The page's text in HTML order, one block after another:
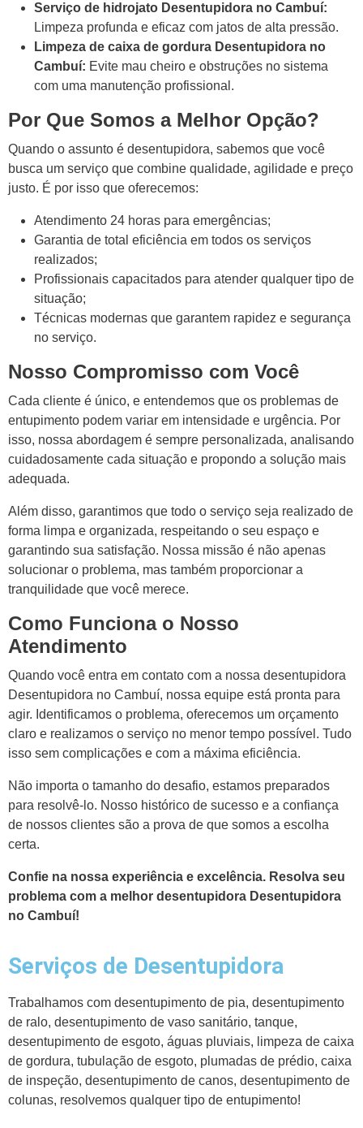
Serviço de hidrojato Desentupidora no Cambuí:
Limpeza profunda e eficaz com jatos de alta pressão.
Limpeza de caixa de gordura Desentupidora no
Cambuí: Evite mau cheiro e obstruções no sistema
com uma manutenção profissional.
Por Que Somos a Melhor Opção?
Quando o assunto é desentupidora, sabemos que você
busca um serviço que combine qualidade, agilidade e preço
justo. É por isso que oferecemos:
Atendimento 24 horas para emergências;
Garantia de total eficiência em todos os serviços
realizados;
Profissionais capacitados para atender qualquer tipo de
situação;
Técnicas modernas que garantem rapidez e segurança
no serviço.
Nosso Compromisso com Você
Cada cliente é único, e entendemos que os problemas de
entupimento podem variar em intensidade e urgência. Por
isso, nossa abordagem é sempre personalizada, analisando
cuidadosamente cada situação e propondo a solução mais
adequada.
Além disso, garantimos que todo o serviço seja realizado de
forma limpa e organizada, respeitando o seu espaço e
garantindo sua satisfação. Nossa missão é não apenas
solucionar o problema, mas também proporcionar a
tranquilidade que você merece.
Como Funciona o Nosso
Atendimento
Quando você entra em contato com a nossa desentupidora
Desentupidora no Cambuí, nossa equipe está pronta para
agir. Identificamos o problema, oferecemos um orçamento
claro e realizamos o serviço no menor tempo possível. Tudo
isso sem complicações e com a máxima eficiência.
Não importa o tamanho do desafio, estamos preparados
para resolvê-lo. Nosso histórico de sucesso e a confiança
de nossos clientes são a prova de que somos a escolha
certa.
Confie na nossa experiência e excelência. Resolva seu
problema com a melhor desentupidora Desentupidora
no Cambuí!
Serviços de Desentupidora
Trabalhamos com desentupimento de pia, desentupimento
de ralo, desentupimento de vaso sanitário, tanque,
desentupimento de esgoto, águas pluviais, limpeza de caixa
de gordura, tubulação de esgoto, plumadas de prédio, caixa
de inspeção, desentupimento de canos, desentupimento de
colunas, resolvemos qualquer tipo de entupimento!